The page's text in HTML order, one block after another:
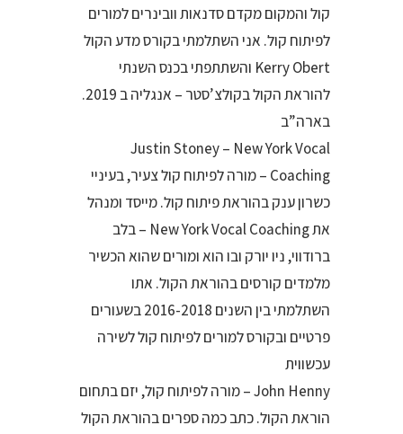
קול והמקום מקדם סדנאות וובינרים למורים
לפיתוח קול. אני השתלמתי בקורס מדע הקול
Kerry Obert והשתתפתי בכנס השנתי
להוראת הקול בקולצ’סטר – אנגליה ב 2019.
בארה”ב
Justin Stoney – New York Vocal
Coaching – מורה לפיתוח קול צעיר, בעיניי
כשרון ענק בהוראת פיתוח קול. מייסד ומנהל
את New York Vocal Coaching – בלב
ברודווי, ניו יורק ובו הוא ומורים שהוא הכשיר
מלמדים קורסים בהוראת הקול. אתו
השתלמתי בין השנים 2016-2018 בשעורים
פרטיים ובקורס למורים לפיתוח קול לשירה
עכשווית
John Henny – מורה לפיתוח קול, יזם בתחום
הוראת הקול. כתב כמה ספרים בהוראת הקול